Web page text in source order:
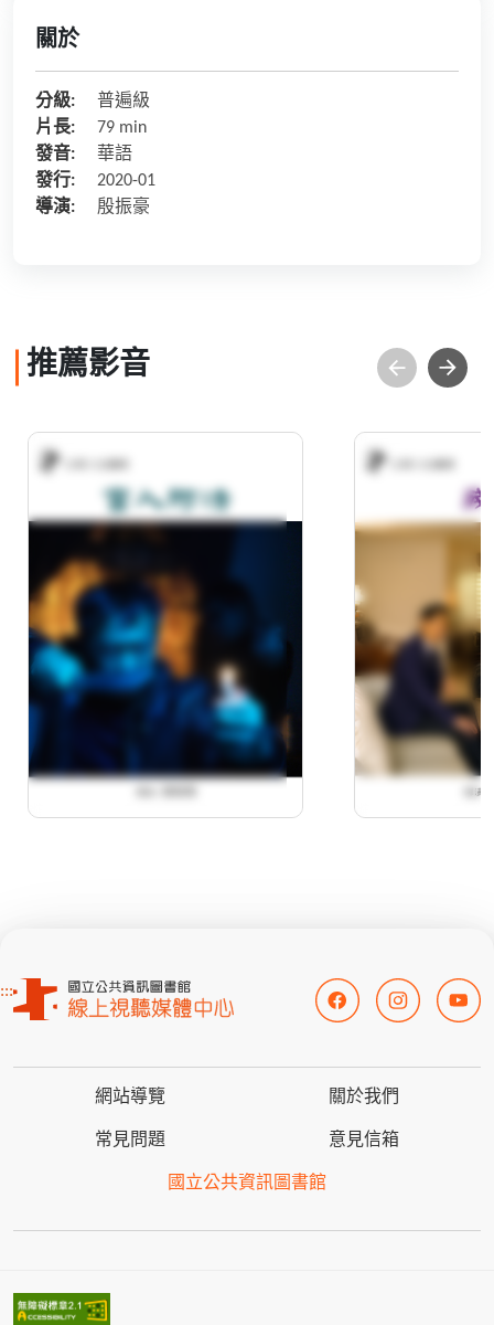
關於
分級:
普遍級
片長:
79 min
發音:
華語
發行:
2020-01
導演:
殷振豪
推薦影音
人生劇展－盲人阿清 人生劇展－
:::
網站導覽 關於我們
常見問題 意見信箱
國立公共資訊圖書館